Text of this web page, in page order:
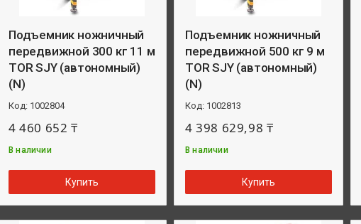
Подъемник ножничный
передвижной 300 кг 11 м
TOR SJY (автономный)
(N)
1002804
4 460 652 ₸
В наличии
Купить
Подъемник ножничный
передвижной 500 кг 9 м
TOR SJY (автономный)
(N)
1002813
4 398 629,98 ₸
В наличии
Купить